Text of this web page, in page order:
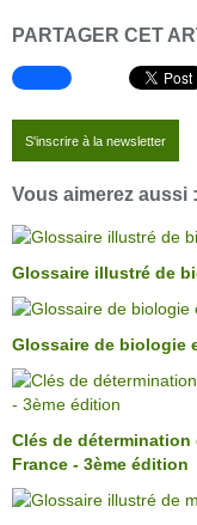
PARTAGER CET
S'inscrire à la newsletter
Vous aimerez aussi :
Glossaire illustré de
Glossaire de biologie
Clés de
France - 3ème édition